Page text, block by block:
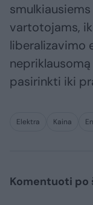
vartotojams,
liberalizavimo
pasirinkti iki
Elektra Kaina
Komentuoti po